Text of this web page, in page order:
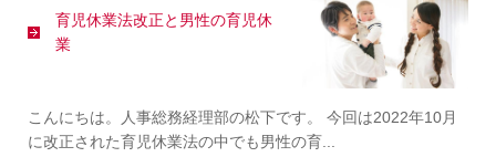
育児休業法改正と男性の育児休
業
こんにちは。人事総務経理部の松下です。 今回は2022年10月
に改正された育児休業法の中でも男性の育...